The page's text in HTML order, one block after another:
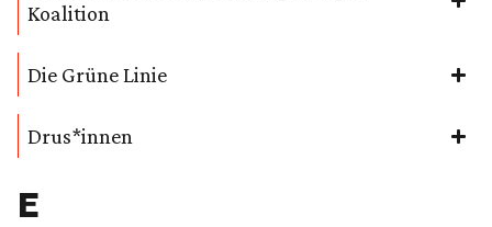
Koalition
Die Grüne Linie
Drus*innen
E